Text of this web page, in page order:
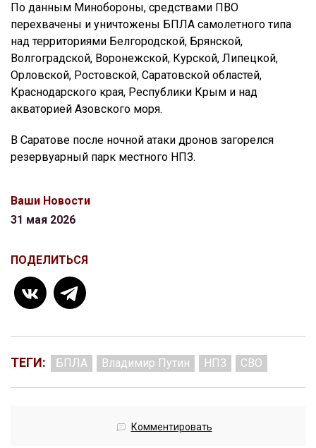
По данным Минобороны, средствами ПВО
перехвачены и уничтожены БПЛА самолетного типа
над территориями Белгородской, Брянской,
Волгоградской, Воронежской, Курской, Липецкой,
Орловской, Ростовской, Саратовской областей,
Краснодарского края, Республики Крым и над
акваторией Азовского моря.
В Саратове после ночной атаки дронов загорелся
резервуарный парк местного НПЗ.
Ваши Новости
31 мая 2026
ПОДЕЛИТЬСЯ
ТЕГИ: БПЛА Владимир Путин НПЗ СВО
Комментировать